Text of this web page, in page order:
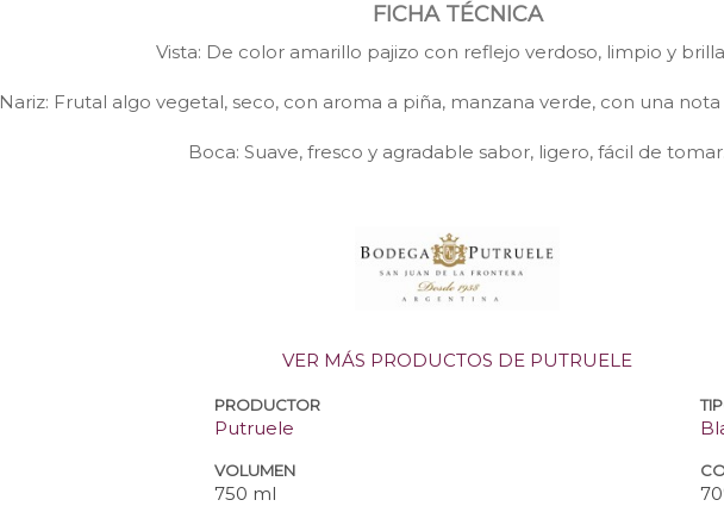
FICHA TÉCNICA
Vista: De color amarillo pajizo con reflejo verdoso, limpio y
Nariz: Frutal algo vegetal, seco, con aroma a piña, manzana verde, con una
Boca: Suave, fresco y agradable sabor, ligero, fácil de tomar.
VER MÁS PRODUCTOS DE PUTRUELE
PRODUCTOR
Putruele
VOLUMEN
750 ml